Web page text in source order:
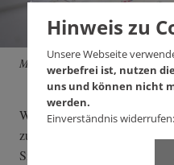
Modell des Weißen Hauses.
Wer nun eines der begehrten
zuerst im Vorzimmer des
Sitzgelegenheiten, die etwas
Hinweis zu
Unsere Webseite
werbefrei ist, nutzen
uns und können nicht
werden.
Einverständnis widerrufen: